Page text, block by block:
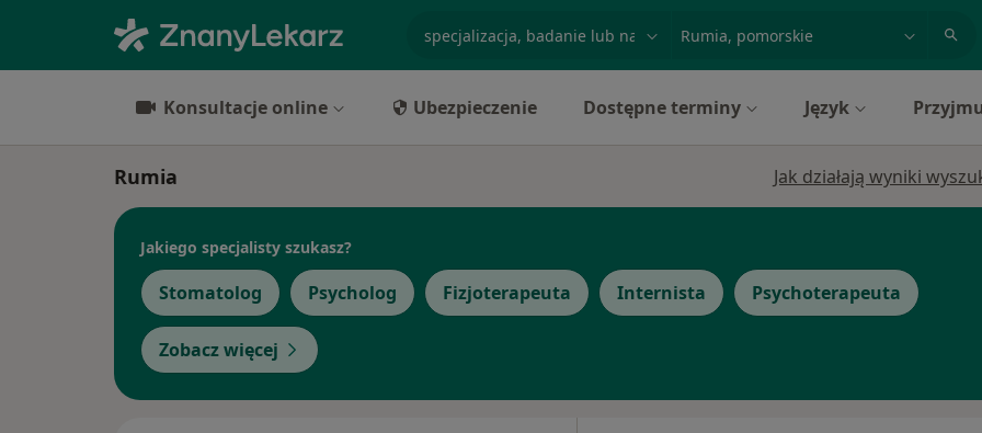
Konsultacje online Ubezpieczenie Dostępne terminy Język
Rumia Jak działają wyniki
Jakiego specjalisty szukasz?
Stomatolog Psycholog Fizjoterapeuta Internista Psychoterapeuta
Zobacz więcej